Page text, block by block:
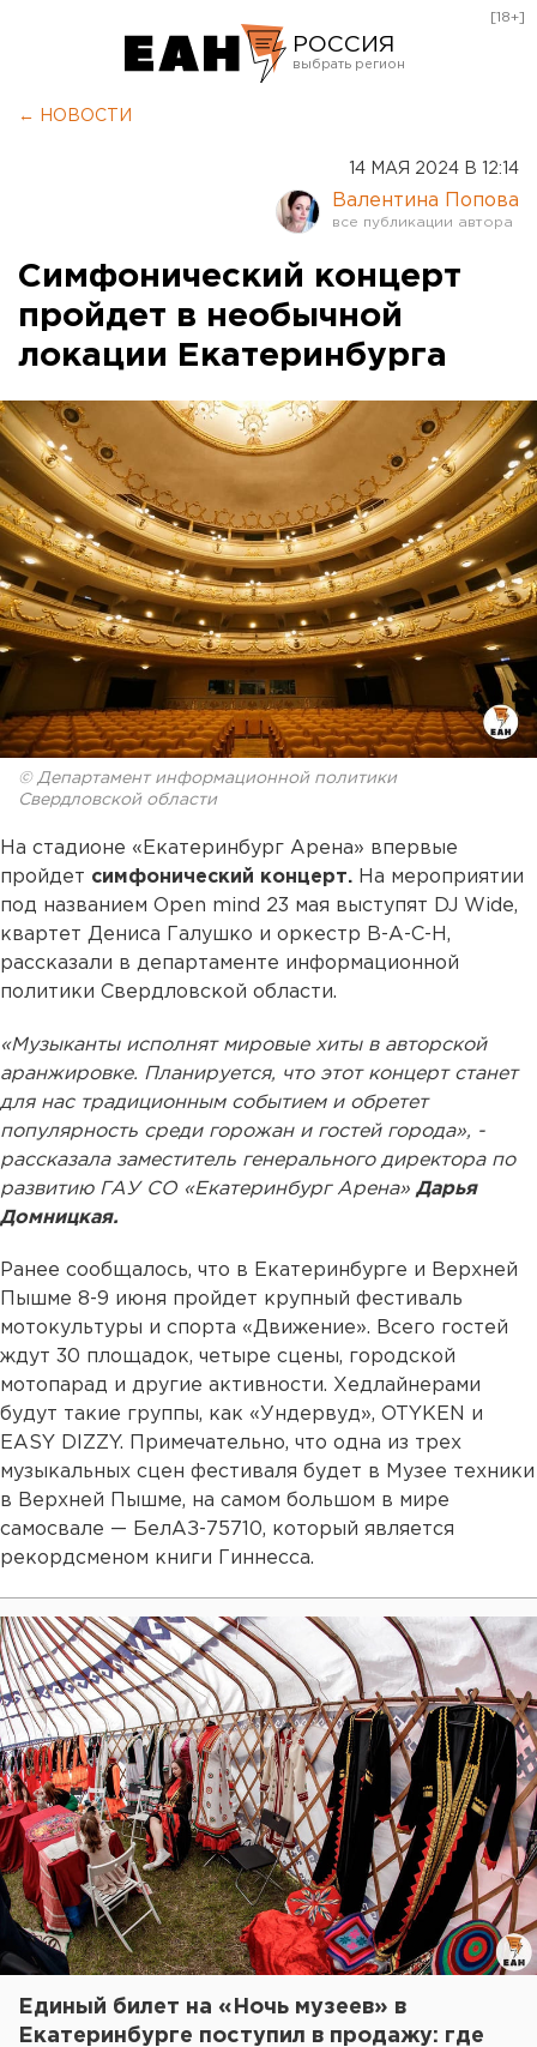
РОССИЯ
Курган
Оренбург
[18+]
← НОВОСТИ
14 МАЯ 2024 В 12:14
Валентина Попова
Симфонический концерт
пройдет в необычной
локации Екатеринбурга
© Департамент информационной политики
Свердловской области
На стадионе «Екатеринбург Арена» впервые
пройдет симфонический концерт. На мероприятии
под названием Open mind 23 мая выступят DJ Wide,
квартет Дениса Галушко и оркестр В-А-C-H,
рассказали в департаменте информационной
политики Свердловской области.
«Музыканты исполнят мировые хиты в авторской
аранжировке. Планируется, что этот концерт станет
для нас традиционным событием и обретет
популярность среди горожан и гостей города», -
рассказала заместитель генерального директора по
развитию ГАУ СО «Екатеринбург Арена» Дарья
Домницкая.
Ранее сообщалось, что в Екатеринбурге и Верхней
Пышме 8-9 июня пройдет крупный фестиваль
мотокультуры и спорта «Движение». Всего гостей
ждут 30 площадок, четыре сцены, городской
мотопарад и другие активности. Хедлайнерами
будут такие группы, как «Ундервуд», OTYKEN и
EASY DIZZY. Примечательно, что одна из трех
музыкальных сцен фестиваля будет в Музее техники
в Верхней Пышме, на самом большом в мире
самосвале — БелАЗ-75710, который является
рекордсменом книги Гиннесса.
Единый билет на «Ночь музеев» в
Екатеринбурге поступил в продажу: где